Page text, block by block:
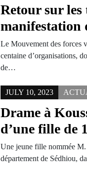
Retour sur les
manifestation
Le Mouvement des forces
centaine d’organisations,
de…
JULY 10, 2023
Drame à
d’une fille de
Une jeune fille nommée
département de Sédhiou,